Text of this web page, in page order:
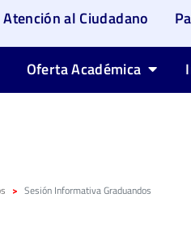
Atención al Ciudadano
Oferta Académica
Sesión Informativa Graduandos